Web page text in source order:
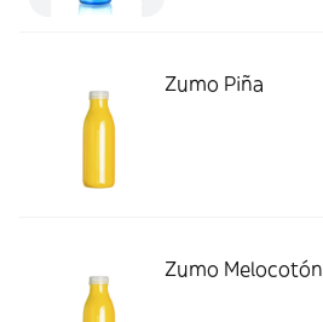
Zumo Piña
Zumo Melocotón